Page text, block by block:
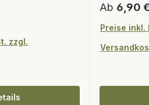
zzgl.
Regulärer
Ab 6,90 €
Preise inkl.